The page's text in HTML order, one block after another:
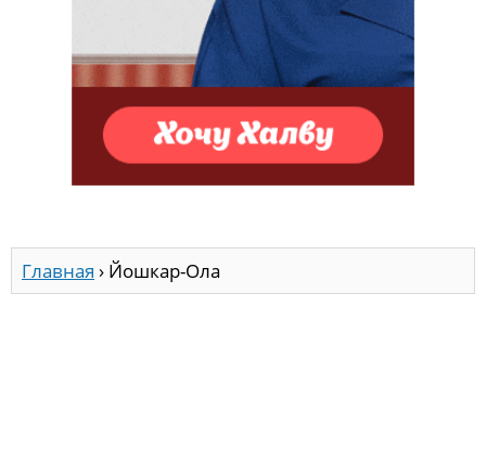
Главная › Йошкар-Ола